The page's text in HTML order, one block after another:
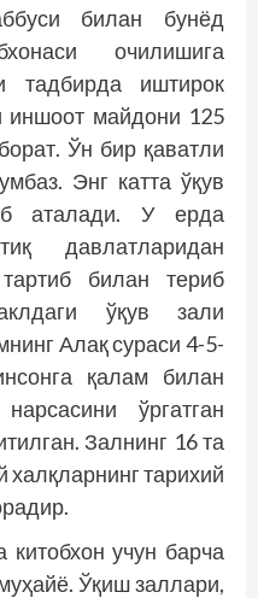
билан бунёд
очилишига
тадбирда иштирок
иншоот майдони 125
Ўн бир қаватли
Энг катта ўқув
аталади. У ерда
давлатларидан
билан териб
ўқув зали
Алақ сураси 4-5-
қалам билан
ўргатган
Залнинг 16 та
халқларнинг тарихий
учун барча
Ўқиш заллари,